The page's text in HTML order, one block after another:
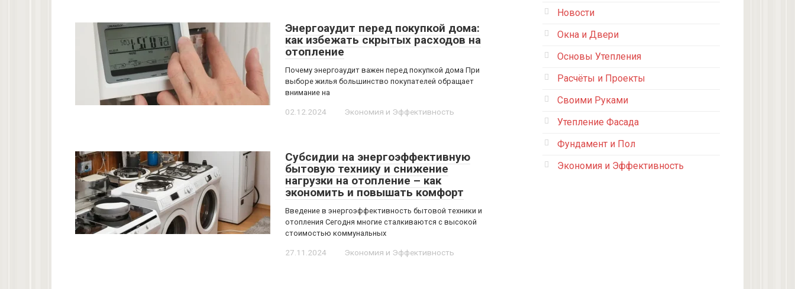
Энергоаудит перед покупкой дома:
как избежать скрытых расходов на
отопление
Почему энергоаудит важен перед покупкой дома При
выборе жилья большинство покупателей обращает
внимание на
02.12.2024 Экономия и Эффективность
Субсидии на энергоэффективную
бытовую технику и снижение
нагрузки на отопление – как
экономить и повышать комфорт
Введение в энергоэффективность бытовой техники и
отопления Сегодня многие сталкиваются с высокой
стоимостью коммунальных
27.11.2024 Экономия и Эффективность
Новости
Окна и Двери
Основы Утепления
Расчёты и Проекты
Своими Руками
Утепление Фасада
Фундамент и Пол
Экономия и Эффективность